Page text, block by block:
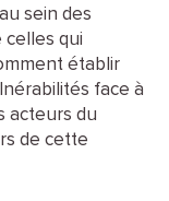
sein des
qui
établir
face à
acteurs du
de cette